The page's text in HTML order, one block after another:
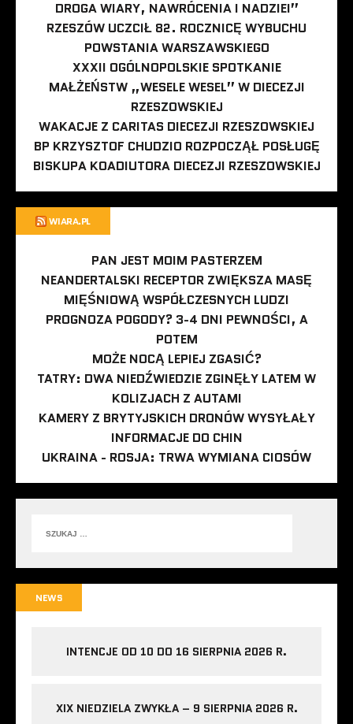
DROGA WIARY, NAWRÓCENIA I NADZIEI”
RZESZÓW UCZCIŁ 82. ROCZNICĘ WYBUCHU
POWSTANIA WARSZAWSKIEGO
XXXII OGÓLNOPOLSKIE SPOTKANIE
MAŁŻEŃSTW „WESELE WESEL” W DIECEZJI
RZESZOWSKIEJ
WAKACJE Z CARITAS DIECEZJI RZESZOWSKIEJ
BP KRZYSZTOF CHUDZIO ROZPOCZĄŁ POSŁUGĘ
BISKUPA KOADIUTORA DIECEZJI RZESZOWSKIEJ
WIARA.PL
PAN JEST MOIM PASTERZEM
NEANDERTALSKI RECEPTOR ZWIĘKSZA MASĘ
MIĘŚNIOWĄ WSPÓŁCZESNYCH LUDZI
PROGNOZA POGODY? 3-4 DNI PEWNOŚCI, A
POTEM
MOŻE NOCĄ LEPIEJ ZGASIĆ?
TATRY: DWA NIEDŹWIEDZIE ZGINĘŁY LATEM W
KOLIZJACH Z AUTAMI
KAMERY Z BRYTYJSKICH DRONÓW WYSYŁAŁY
INFORMACJE DO CHIN
UKRAINA - ROSJA: TRWA WYMIANA CIOSÓW
NEWS
INTENCJE OD 10 DO 16 SIERPNIA 2026 R.
XIX NIEDZIELA ZWYKŁA – 9 SIERPNIA 2026 R.